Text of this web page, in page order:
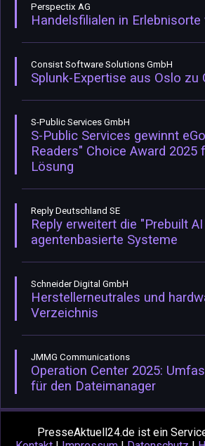
Perspectix AG
Handelsfilialen in Erlebnisorte
Consist Software Solutions GmbH
Splunk-Expertise aus Oslo zu
S-Public Services GmbH
S-Public Services gewinnt
Readers" Choice Award 2025
Lösung
Reply Deutschland SE
Reply erweitert die "Prebuilt
agentenbasierte Systeme
Schneider Digital GmbH
Herstellerneutrales und
Verzeichnis
JMMG Communications
Operation Center 2025:
für den Dateimanager
PresseAktuell24.de ist ein